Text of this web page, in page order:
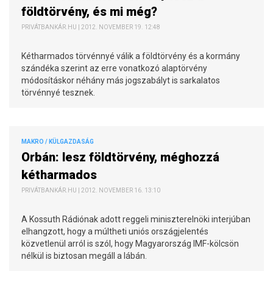
földtörvény, és mi még?
PRIVÁTBANKÁR.HU | 2012. NOVEMBER 19. 12:48
Kétharmados törvénnyé válik a földtörvény és a kormány
szándéka szerint az erre vonatkozó alaptörvény
módosításkor néhány más jogszabályt is sarkalatos
törvénnyé tesznek.
MAKRO / KÜLGAZDASÁG
Orbán: lesz földtörvény, méghozzá
kétharmados
PRIVÁTBANKÁR.HU | 2012. NOVEMBER 16. 13:10
A Kossuth Rádiónak adott reggeli miniszterelnöki interjúban
elhangzott, hogy a múltheti uniós országjelentés
közvetlenül arról is szól, hogy Magyarország IMF-kölcsön
nélkül is biztosan megáll a lábán.